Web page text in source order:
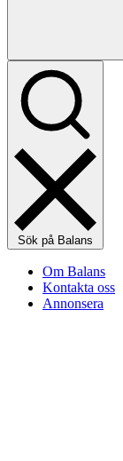
Sök på Balans
Om Balans
Kontakta oss
Annonsera